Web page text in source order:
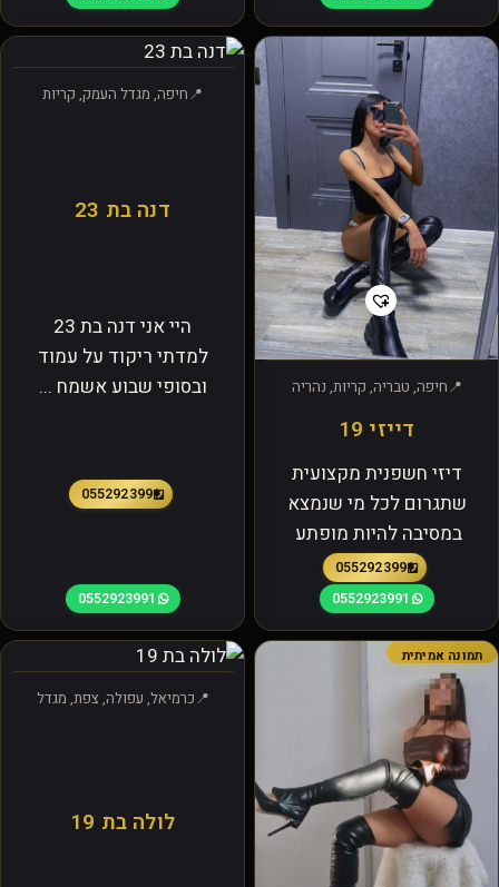
חיפה, טבריה, קריות, נהריה
דייזי 19
דיזי חשפנית מקצועית
שתגרום לכל מי שנמצא
במסיבה להיות מופתע
0552923991
0552923991
חיפה, מגדל העמק, קריות
דנה בת 23
היי אני דנה בת 23
למדתי ריקוד על עמוד
ובסופי שבוע אשמח ...
0552923991
0552923991
תמונה אמיתית
כרמיאל, עפולה, צפת, מגדל
לולה בת 19